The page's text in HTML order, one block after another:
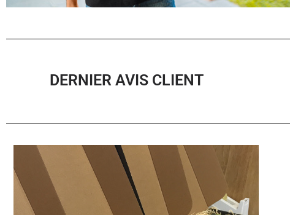
DERNIER AVIS CLIENT